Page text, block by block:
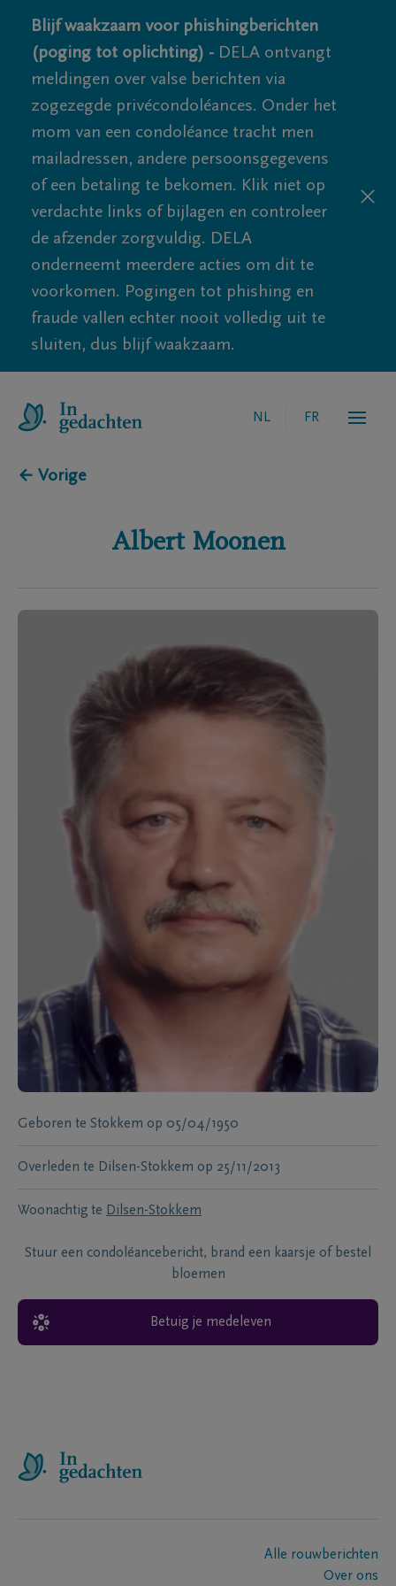
Blijf waakzaam voor phishingberichten
(poging tot oplichting) - DELA ontvangt
meldingen over valse berichten via
zogezegde privécondoléances. Onder het
mom van een condoléance tracht men
mailadressen, andere persoonsgegevens
of een betaling te bekomen. Klik niet op
verdachte links of bijlagen en controleer
de afzender zorgvuldig. DELA
onderneemt meerdere acties om dit te
voorkomen. Pogingen tot phishing en
fraude vallen echter nooit volledig uit te
sluiten, dus blijf waakzaam.
NL FR
← Vorige
Albert Moonen
Geboren te Stokkem op 05/04/1950
Overleden te Dilsen-Stokkem op 25/11/2013
Woonachtig te Dilsen-Stokkem
Stuur een condoléancebericht, brand een kaarsje of bestel
bloemen
Betuig je medeleven
Alle rouwberichten
Over ons